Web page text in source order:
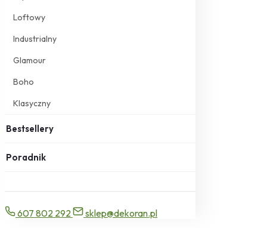
Loftowy
Industrialny
Glamour
Boho
Klasyczny
Bestsellery
Poradnik
607 802 292
sklep@dekoran.pl